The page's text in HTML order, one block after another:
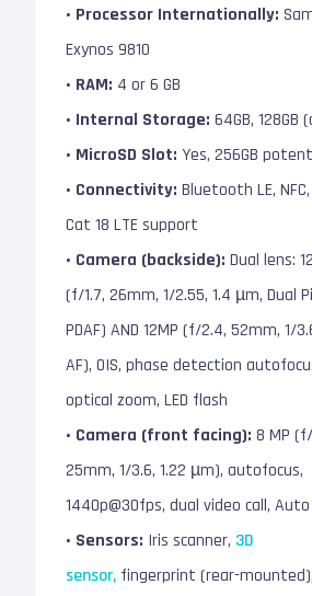
• Processor Internationally:
Exynos 9810
• RAM: 4 or 6 GB
• Internal Storage: 64GB, 128GB
• MicroSD Slot: Yes, 256GB
• Connectivity: Bluetooth LE, NFC,
Cat 18 LTE support
• Camera (backside): Dual lens:
(f/1.7, 26mm, 1/2.55, 1.4 µm, Dual
PDAF) AND 12MP (f/2.4, 52mm, 1/
AF), OIS, phase detection
optical zoom, LED flash
• Camera (front facing): 8 MP
25mm, 1/3.6, 1.22 µm), autofocus,
1440p@30fps, dual video call, Auto
• Sensors: Iris scanner, 3D
sensor, fingerprint (rear-mounted),